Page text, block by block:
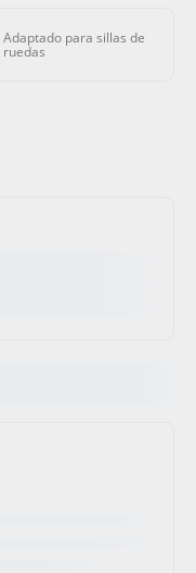
Adaptado para sillas de
ruedas